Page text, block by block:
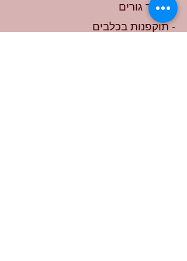
- חינוך גורים
- תוקפנות בכלבים